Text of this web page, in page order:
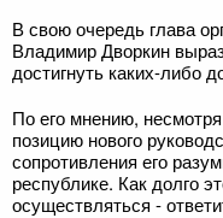
В свою очередь глава
Владимир Дворкин
достигнуть каких-либо
По его мнению,
позицию нового
сопротивления его
республике. Как долго
осуществляться -